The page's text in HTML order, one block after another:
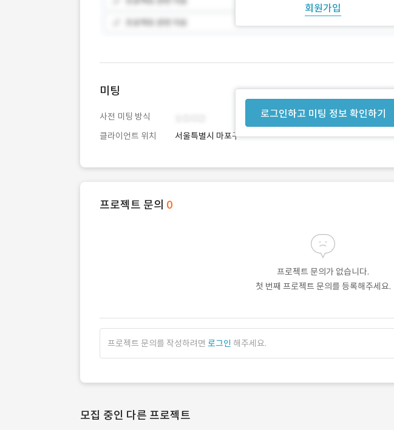
회원가입
로그인하고 미팅 정보 확인하기
미팅
사전 미팅 방식
클라이언트 위치
서울특별시 마포구
프로젝트 문의 0
프로젝트 문의가 없습니다.
첫 번째 프로젝트 문의를 등록해주세요.
프로젝트 문의를 작성하려면 로그인 해주세요.
모집 중인 다른 프로젝트